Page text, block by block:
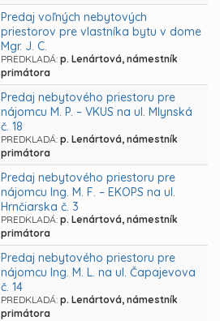
Predaj voľných nebytových
priestorov pre vlastníka bytu v dome
Mgr. J. C.
PREDKLADÁ: p. Lenártová, námestník
primátora
Predaj nebytového priestoru pre
nájomcu M. P. – VKUS na ul. Mlynská
č. 18
PREDKLADÁ: p. Lenártová, námestník
primátora
Predaj nebytového priestoru pre
nájomcu Ing. M. F. – EKOPS na ul.
Hrnčiarska č. 3
PREDKLADÁ: p. Lenártová, námestník
primátora
Predaj nebytového priestoru pre
nájomcu Ing. M. L. na ul. Čapajevova
č. 14
PREDKLADÁ: p. Lenártová, námestník
primátora